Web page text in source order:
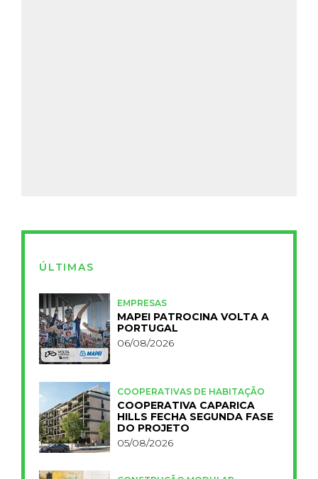
ÚLTIMAS
EMPRESAS
MAPEI PATROCINA VOLTA A
PORTUGAL
06/08/2026
COOPERATIVAS DE HABITAÇÃO
COOPERATIVA CAPARICA
HILLS FECHA SEGUNDA FASE
DO PROJETO
05/08/2026